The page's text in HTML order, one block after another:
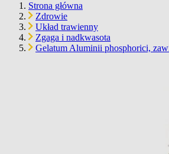
Strona główna
Zdrowie
Układ trawienny
Zgaga i nadkwasota
Gelatum Aluminii phosphorici,